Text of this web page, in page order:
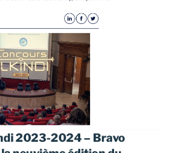
2023-2024 – Bravo